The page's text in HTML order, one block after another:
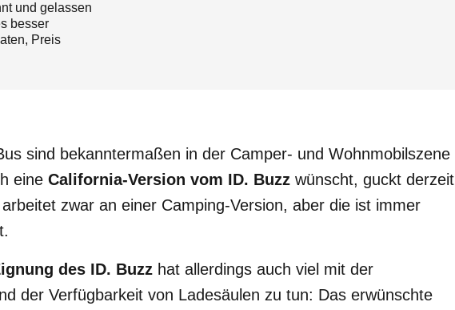
und gelassen
besser
Preis
sind bekanntermaßen in der Camper- und Wohnmobilszene
eine California-Version vom ID. Buzz wünscht, guckt derzeit
zwar an einer Camping-Version, aber die ist immer
des ID. Buzz hat allerdings auch viel mit der
der Verfügbarkeit von Ladesäulen zu tun: Das erwünschte